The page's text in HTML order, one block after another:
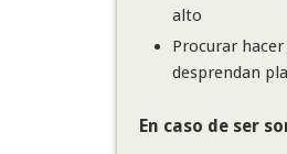
alto
Procurar
desprendan
En caso de ser